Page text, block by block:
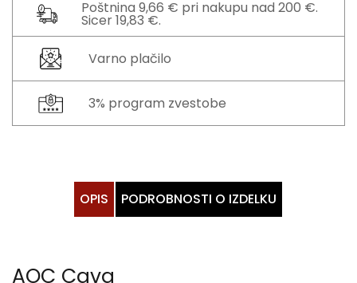
Poštnina 9,66 € pri nakupu nad 200 €.
Sicer 19,83 €.
Varno plačilo
3% program zvestobe
OPIS PODROBNOSTI O IZDELKU
AOC Cava